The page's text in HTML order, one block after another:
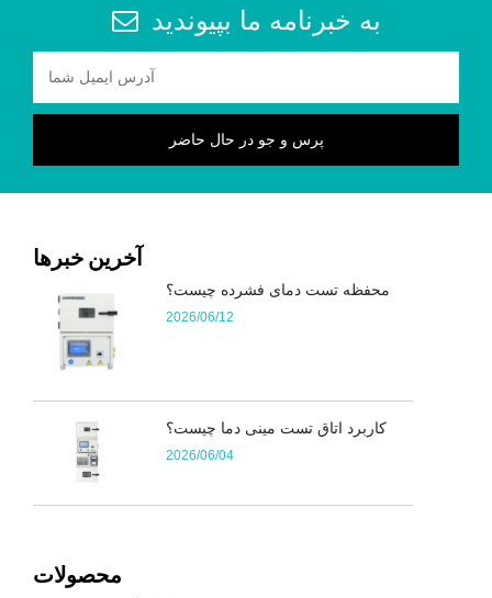
به خبرنامه ما بپیوندید
آخرین خبرها
محفظه تست دمای فشرده چیست؟
2026/06/12
کاربرد اتاق تست مینی دما چیست؟
2026/06/04
محصولات